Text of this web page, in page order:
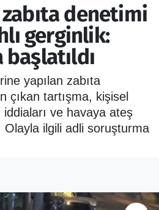
denetimi
gerginlik:
yapılan zabıta
çıkan tartışma, kişisel
iddiaları ve havaya ateş
Olayla ilgili adli soruşturma
Haritası
Fikstür